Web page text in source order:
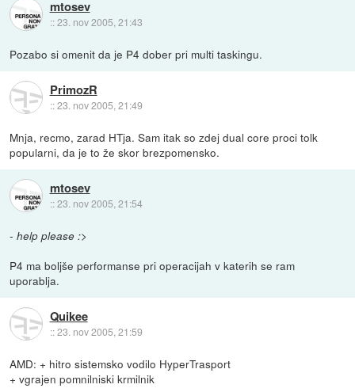
mtosev
::23. nov 2005, 21:43
Pozabo si omenit da je P4 dober pri multi taskingu.
PrimozR
::23. nov 2005, 21:49
Mnja, recmo, zarad HTja. Sam itak so zdej dual core proci tolk
popularni, da je to že skor brezpomensko.
mtosev
::23. nov 2005, 21:54
- help please :>
P4 ma boljše performanse pri operacijah v katerih se ram
uporablja.
Quikee
::23. nov 2005, 21:59
AMD: + hitro sistemsko vodilo HyperTrasport
+ vgrajen pomnilniski krmilnik